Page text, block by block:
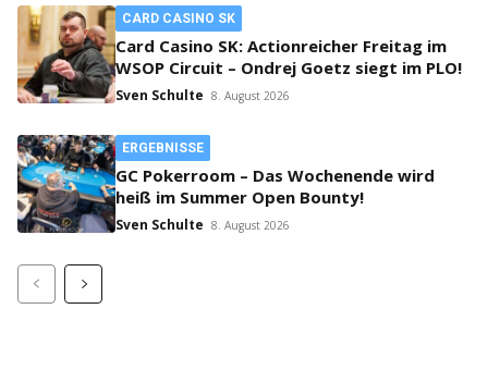
CARD CASINO SK
Card Casino SK: Actionreicher Freitag im
WSOP Circuit – Ondrej Goetz siegt im PLO!
Sven Schulte 8. August 2026
ERGEBNISSE
GC Pokerroom – Das Wochenende wird
heiß im Summer Open Bounty!
Sven Schulte 8. August 2026